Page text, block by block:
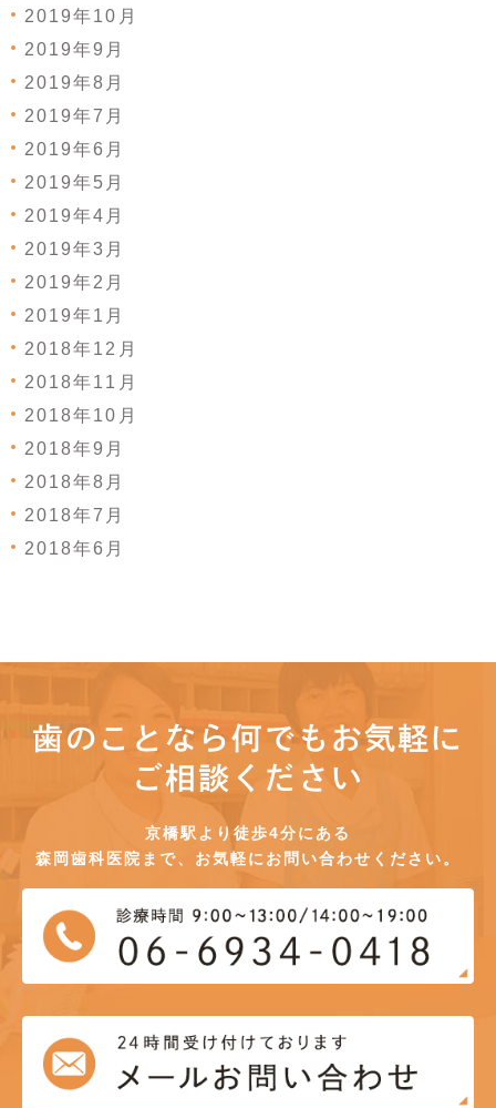
2019年10月
2019年9月
2019年8月
2019年7月
2019年6月
2019年5月
2019年4月
2019年3月
2019年2月
2019年1月
2018年12月
2018年11月
2018年10月
2018年9月
2018年8月
2018年7月
2018年6月
歯のことなら何でもお気軽に
ご相談ください
京橋駅より徒歩4分にある
森岡歯科医院まで、お気軽にお問い合わせください。